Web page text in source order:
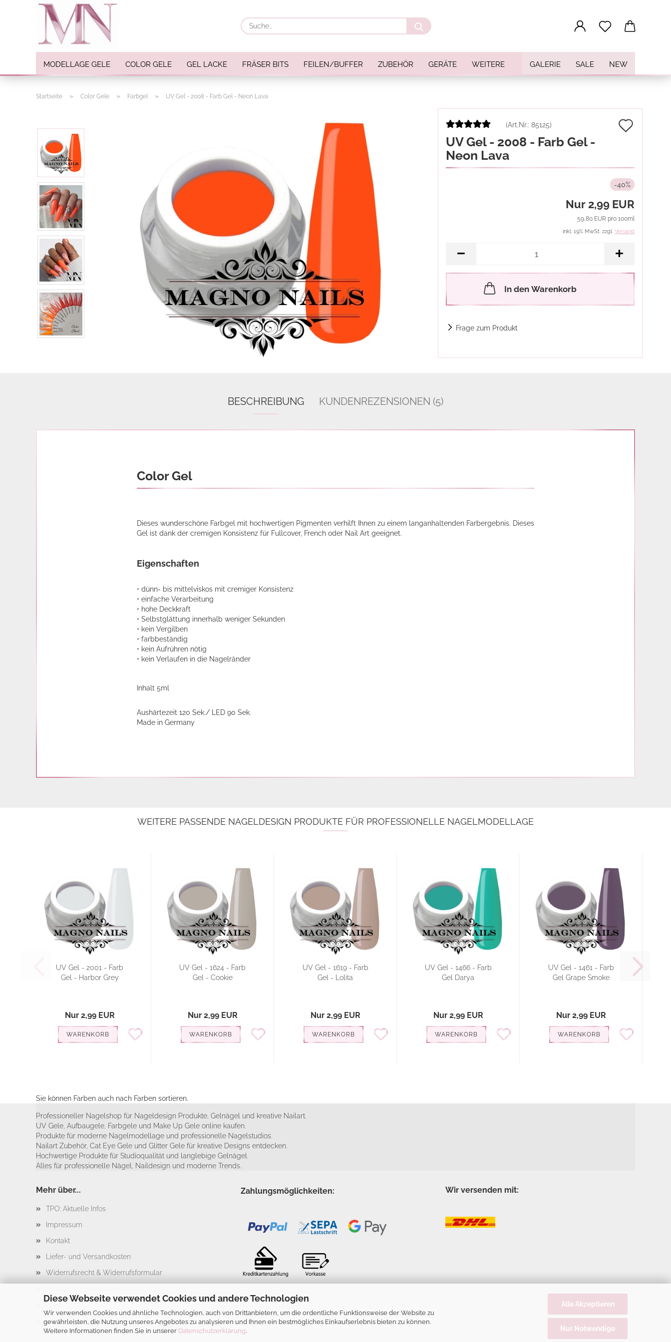
Diese Webseite verwendet Cookies und andere Technologien
Wir verwenden Cookies und ähnliche Technologien, auch von Drittanbietern, um die ordentliche Funktionsweise der Website zu
gewährleisten, die Nutzung unseres Angebotes zu analysieren und Ihnen ein bestmögliches Einkaufserlebnis bieten zu können.
Weitere Informationen finden Sie in unserer Datenschutzerklärung.
Alle Akzeptieren
Nur Notwendige
Suche...
MODELLAGE GELE COLOR GELE GEL LACKE FRÄSER BITS FEILEN/BUFFER ZUBEHÖR GERÄTE GALERIE SALE NEW
WEITERE
Nail Stamping
INK Colors
Nail Art Sets
Airbrush
3D Nail Formen
Feine Acrylfarbe / Aquarell
Nail Piercing
Startseite » Color Gele » Farbgel » UV Gel - 2008 - Farb Gel - Neon Lava
(Art.Nr.: 85125)
UV Gel - 2008 - Farb Gel -
Neon Lava
-40%
Nur 2,99 EUR
59,80 EUR pro 100ml
inkl. 19% MwSt. zzgl. Versand
In den Warenkorb
Frage zum Produkt
BESCHREIBUNG KUNDENREZENSIONEN (5)
Color Gel
Dieses wunderschöne Farbgel mit hochwertigen Pigmenten verhilft Ihnen zu einem langanhaltenden Farbergebnis. Dieses
Gel ist dank der cremigen Konsistenz für Fullcover, French oder Nail Art geeignet.
Eigenschaften
• dünn- bis mittelviskos mit cremiger Konsistenz
• einfache Verarbeitung
• hohe Deckkraft
• Selbstglättung innerhalb weniger Sekunden
• kein Vergilben
• farbbeständig
• kein Aufrühren nötig
• kein Verlaufen in die Nagelränder
Inhalt 5ml
Aushärtezeit 120 Sek./ LED 90 Sek.
Made in Germany
WEITERE PASSENDE NAGELDESIGN PRODUKTE FÜR PROFESSIONELLE NAGELMODELLAGE
UV Gel - 2001 - Farb
Gel - Harbor Grey
Nur 2,99 EUR
WARENKORB
UV Gel - 1624 - Farb
Gel - Cookie
Nur 2,99 EUR
WARENKORB
UV Gel - 1619 - Farb
Gel - Lolita
Nur 2,99 EUR
WARENKORB
UV Gel - 1466 - Farb
Gel Darya
Nur 2,99 EUR
WARENKORB
UV Gel - 1461 - Farb
Gel Grape Smoke
Nur 2,99 EUR
WARENKORB
Sie können Farben auch nach Farben sortieren.
Professioneller Nagelshop für Nageldesign Produkte, Gelnägel und kreative Nailart.
UV Gele, Aufbaugele, Farbgele und Make Up Gele online kaufen.
Produkte für moderne Nagelmodellage und professionelle Nagelstudios.
Nailart Zubehör, Cat Eye Gele und Glitter Gele für kreative Designs entdecken.
Hochwertige Produkte für Studioqualität und langlebige Gelnägel.
Alles für professionelle Nägel, Naildesign und moderne Trends.
Mehr über...
TPO: Aktuelle Infos
Impressum
Kontakt
Liefer- und Versandkosten
Widerrufsrecht & Widerrufsformular
Cookie Einstellungen
Zahlungsmöglichkeiten: Wir versenden mit: